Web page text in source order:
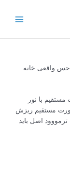
حس واقعی خانه
با نور
مستقیم ریزش
اصل باید